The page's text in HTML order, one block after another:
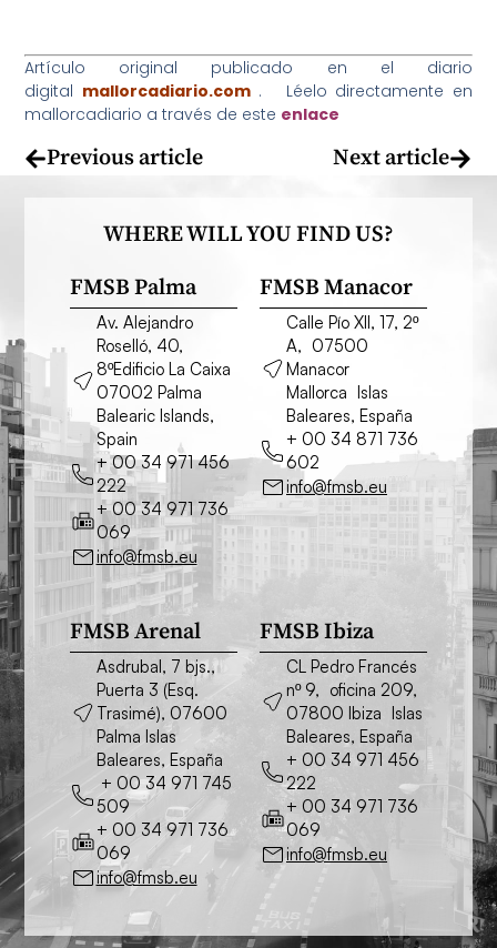
Artículo original publicado en el diario
digital mallorcadiario.com. Léelo directamente en
mallorcadiario a través de este enlace
Previous article Next article
WHERE WILL YOU FIND US?
FMSB Palma
Av. Alejandro
Roselló, 40,
8ºEdificio La Caixa
07002 Palma
Balearic Islands,
Spain
+ 00 34 971 456
222
+ 00 34 971 736
069
info@fmsb.eu
FMSB Manacor
Calle Pío XII, 17, 2º
A, 07500
Manacor
Mallorca Islas
Baleares, España
+ 00 34 871 736
602
info@fmsb.eu
FMSB Arenal
Asdrubal, 7 bjs.,
Puerta 3 (Esq.
Trasimé), 07600
Palma Islas
Baleares, España
+ 00 34 971 745
509
+ 00 34 971 736
069
info@fmsb.eu
FMSB Ibiza
CL Pedro Francés
nº 9, oficina 209,
07800 Ibiza Islas
Baleares, España
+ 00 34 971 456
222
+ 00 34 971 736
069
info@fmsb.eu